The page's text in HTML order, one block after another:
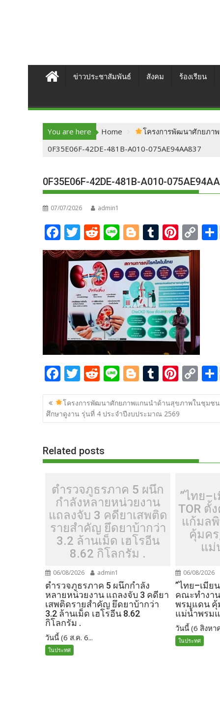
ข่าวประชาสัมพันธ์ สังคม ร้องเรียน
You are here Home
โครงการพัฒนาศักยภา
0F35E06F-42DE-481B-A010-075AE94AA837
0F35E06F-42DE-481B-A010-
07/07/2026 admin1
F
ac
e
b
o
o
k
T
w
itt
er
R
e
d
di
t
Li
n
e
Bl
o
g
g
er
T
u
m
bl
r
Pi
nt
er
e
st
C
o
y
F
ac
e
b
o
k
T
w
itt
er
R
e
d
di
Li
n
e
Bl
o
g
g
T
u
m
bl
Pi
nt
er
e
C
o
p
y
k
แนะแนว
เรื่อง
โครงการพัฒนาศักยภาพแกนนำด้านสุขภาพในชุมช
ศึกษาดูงาน รุ่นที่ 4 ประจำปีงบประมาณ 2569
Related posts
ตำรวจภูธรภาค 5 ผนึก
กำลังหลายหน่วยงาน
แถลงจับ 3 คดียาเสพติด
รายสำคัญ ยึดยาบ้ากว่า
3.2 ล้านเม็ด เฮโรอีน
8.62 กิโลกรัม .
06/08/2026 admin1
ตำรวจภูธรภาค 5 ผนึกกำลัง
หลายหน่วยงาน แถลงจับ 3 คดียา
เสพติดรายสำคัญ ยึดยาบ้ากว่า
3.2 ล้านเม็ด เฮโรอีน 8.62
กิโลกรัม .
วันนี้ (6 ส.ค. 6...
ในประทศ
”ไทย–
TOR ตั้
แก้มล
คุ้มค
แม่
06/08/2026
”ไทย–เมีย
คณะทำงา
พรมแดน
แม่น้ำพรม
วันนี้ (6 สิงหา
ในประทศ